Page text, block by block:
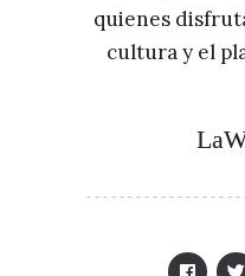
quienes
cultura y el